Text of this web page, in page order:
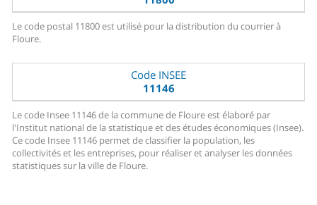
Le code postal 11800 est utilisé pour la distribution du courrier à
Floure.
Code INSEE
11146
Le code Insee 11146 de la commune de Floure est élaboré par
l'Institut national de la statistique et des études économiques (Insee).
Ce code Insee 11146 permet de classifier la population, les
collectivités et les entreprises, pour réaliser et analyser les données
statistiques sur la ville de Floure.